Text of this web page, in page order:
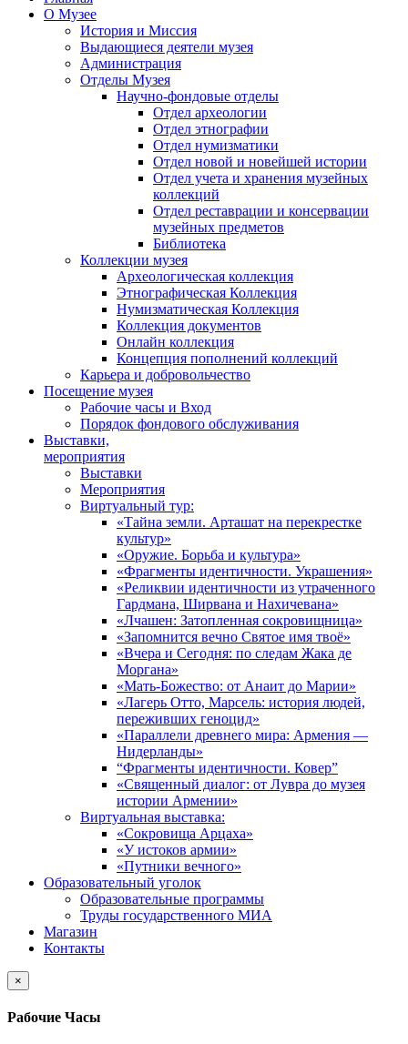
О Музее
История и Миссия
Выдающиеся деятели музея
Администрация
Отделы Музея
Научно-фондовые отделы
Отдел археологии
Отдел этнографии
Отдел нумизматики
Отдел новой и новейшей истории
Отдел учета и хранения музейных
коллекций
Отдел реставрации и консервации
музейных предметов
Библиотека
Коллекции музея
Археологическая коллекция
Этнографическая Коллекция
Нумизматическая Коллекция
Коллекция документов
Онлайн коллекция
Концепция пополнений коллекций
Карьера и добровольчество
Посещение музея
Рабочие часы и Вход
Порядок фондового обслуживания
Выставки,
мероприятия
Выставки
Мероприятия
Виртуальный тур:
«Тайна земли. Арташат на перекрестке
культур»
«Оружие. Борьба и культура»
«Фрагменты идентичности. Украшения»
«Реликвии идентичности из утраченного
Гардмана, Ширвана и Нахичевана»
«Лчашен: Затопленная сокровищница»
«Запомнится вечно Святое имя твоё»
«Вчера и Сегодня: по следам Жака де
Моргана»
«Мать-Божество: от Анаит до Марии»
«Лагерь Отто, Марсель: история людей,
переживших геноцид»
«Параллели древнего мира: Армения —
Нидерланды»
“Фрагменты идентичности. Ковер”
«Священный диалог: от Лувра до музея
истории Армении»
Виртуальная выставка:
«Сокровища Арцаха»
«У истоков армии»
«Путники вечного»
Образовательный уголок
Образовательные программы
Труды государственного МИА
Магазин
Контакты
×
Рабочие Часы